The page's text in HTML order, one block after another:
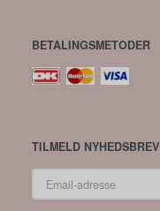
BETALINGSMETODER
TILMELD NYHEDSBREV
Email-
adresse